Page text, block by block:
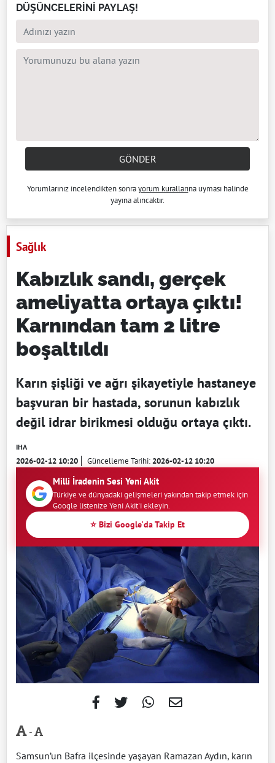
DÜŞÜNCELERİNİ PAYLAŞ!
GÖNDER
Yorumlarınız incelendikten sonrayorum kurallarına uyması halinde
yayına alıncaktır.
Sağlık
Kabızlık sandı, gerçek
ameliyatta ortaya çıktı!
Karnından tam 2 litre
boşaltıldı
Karın şişliği ve ağrı şikayetiyle hastaneye
başvuran bir hastada, sorunun kabızlık
değil idrar birikmesi olduğu ortaya çıktı.
IHA
2026-02-12 10:20 Güncelleme Tarihi:2026-02-12 10:20
Milli İradenin Sesi Yeni Akit
Türkiye ve dünyadaki gelişmeleri yakından takip etmek için
Google listenize Yeni Akit'i ekleyin.
⭐ Bizi Google'da Takip Et
-
Samsun’un Bafra ilçesinde yaşayan Ramazan Aydın, karın